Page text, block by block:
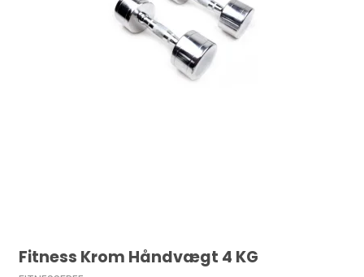
Fitness Krom Håndvægt 4 KG